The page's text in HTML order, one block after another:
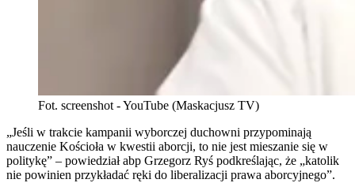
Fot. screenshot - YouTube (Maskacjusz TV)
„Jeśli w trakcie kampanii wyborczej duchowni przypominają
nauczenie Kościoła w kwestii aborcji, to nie jest mieszanie się w
politykę” – powiedział abp Grzegorz Ryś podkreślając, że „katolik
nie powinien przykładać ręki do liberalizacji prawa aborcyjnego”.